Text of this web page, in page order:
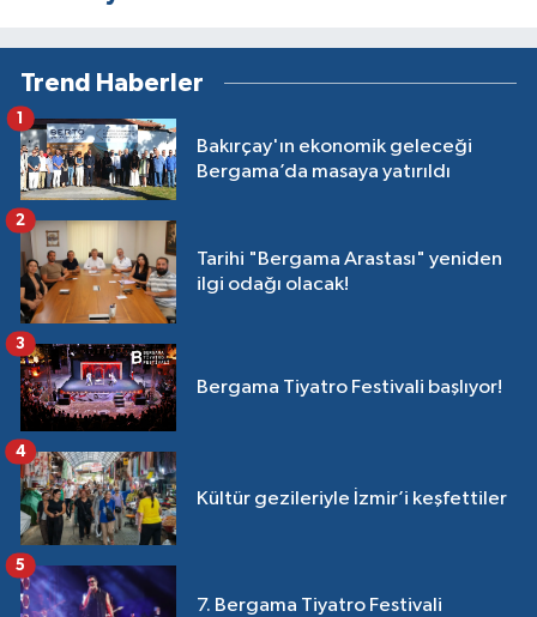
Trend Haberler
Bakırçay'ın ekonomik geleceği
Bergama’da masaya yatırıldı
1
Tarihi "Bergama Arastası" yeniden
ilgi odağı olacak!
2
Bergama Tiyatro Festivali başlıyor!
3
Kültür gezileriyle İzmir’i keşfettiler
4
7. Bergama Tiyatro Festivali
5